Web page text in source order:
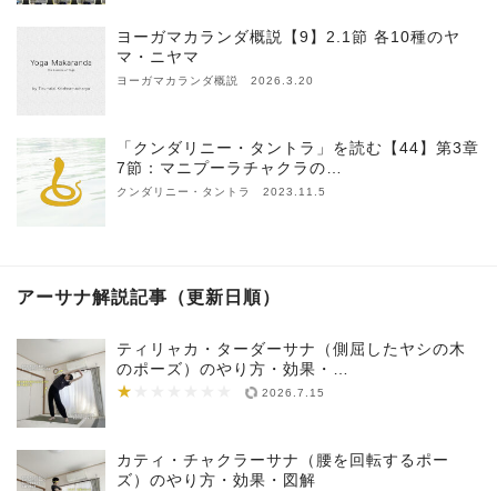
ヨーガマカランダ概説【9】2.1節 各10種のヤ
マ・ニヤマ
ヨーガマカランダ概説 2026.3.20
「クンダリニー・タントラ」を読む【44】第3章
7節：マニプーラチャクラの…
クンダリニー・タントラ 2023.11.5
アーサナ解説記事（更新日順）
ティリャカ・ターダーサナ（側屈したヤシの木
のポーズ）のやり方・効果・…
★
★★★★★★★ 2026.7.15
カティ・チャクラーサナ（腰を回転するポー
ズ）のやり方・効果・図解